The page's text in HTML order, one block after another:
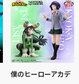
僕のヒーローアカデ